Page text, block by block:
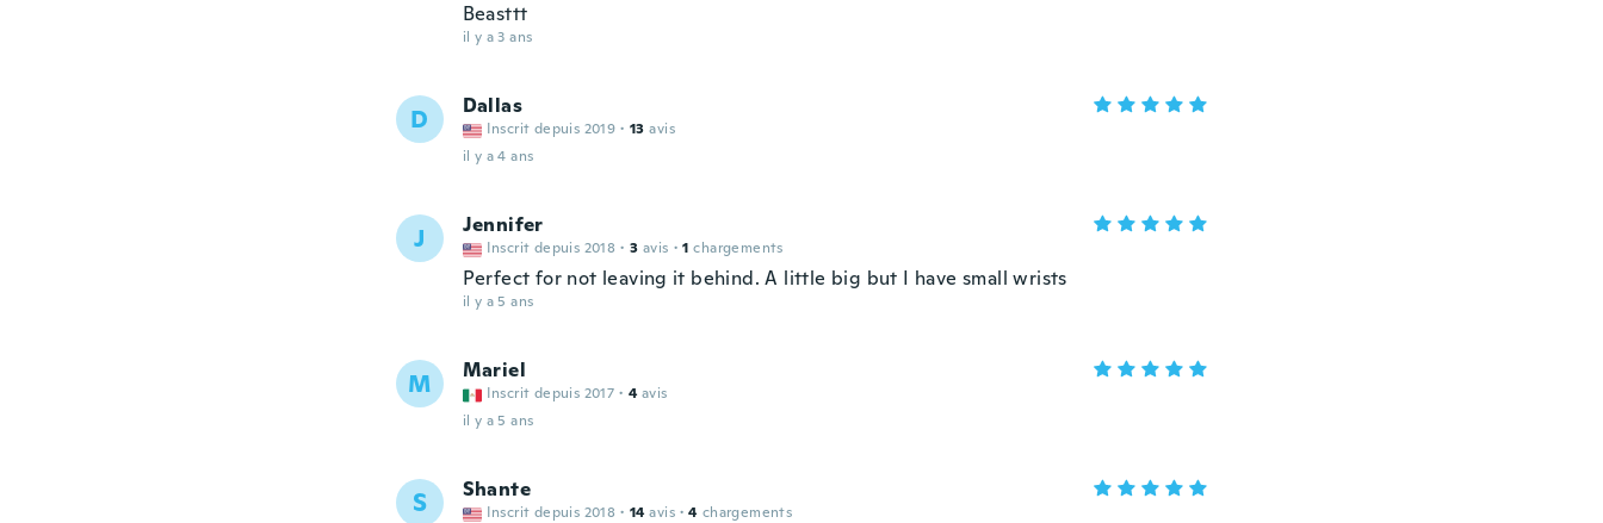
Beasttt
il y a 3 ans
D Dallas
Inscrit depuis 2019 · 13 avis
il y a 4 ans
J Jennifer
Inscrit depuis 2018 · 3 avis · 1 chargements
Perfect for not leaving it behind. A little big but I have small wrists
il y a 5 ans
M Mariel
Inscrit depuis 2017 · 4 avis
il y a 5 ans
S Shante
Inscrit depuis 2018 · 14 avis · 4 chargements